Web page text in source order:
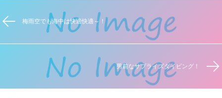
梅雨空でも海中は快適快適～！
男前なサプライズダイビング！